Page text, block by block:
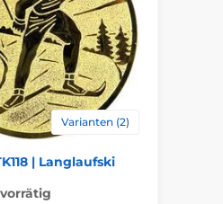
Varianten (2)
| Langlaufski